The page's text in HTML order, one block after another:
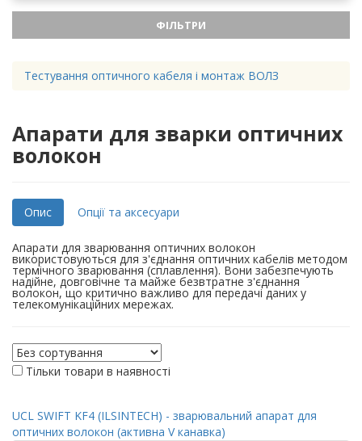
ФІЛЬТРИ
Тестування оптичного кабеля і монтаж ВОЛЗ
Апарати для зварки оптичних
волокон
Опис Опції та аксесуари
Апарати для зварювання оптичних волокон
використовуються для з'єднання оптичних кабелів методом
термічного зварювання (сплавлення). Вони забезпечують
надійне, довговічне та майже безвтратне з'єднання
волокон, що критично важливо для передачі даних у
телекомунікаційних мережах.
Тільки товари в наявності
UCL SWIFT KF4 (ILSINTECH) - зварювальний апарат для
оптичних волокон (активна V канавка)